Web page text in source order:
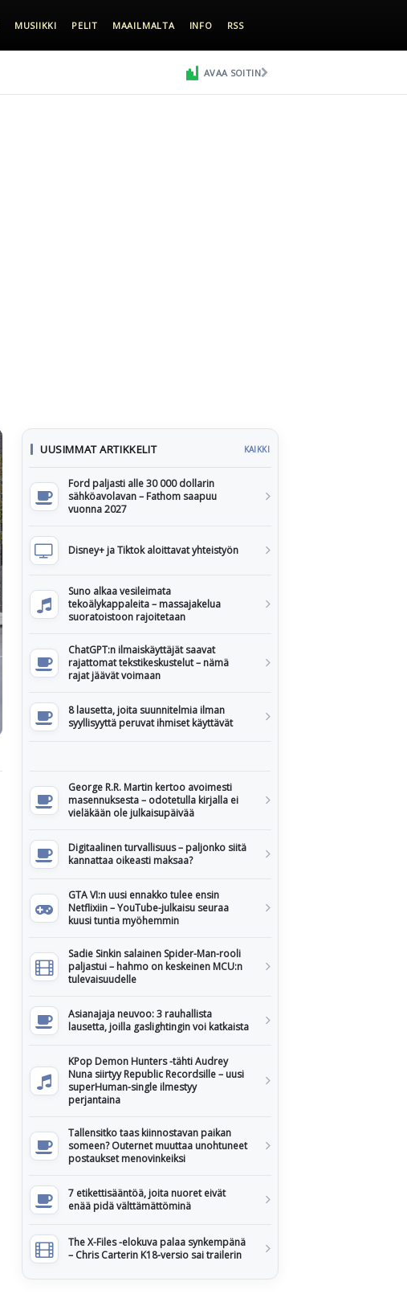
MUSIIKKI PELIT MAAILMALTA INFO RSS
AVAA SOITIN
UUSIMMAT ARTIKKELIT KAIKKI
Ford paljasti alle 30 000 dollarin
sähköavolavan – Fathom saapuu
vuonna 2027
Disney+ ja Tiktok aloittavat yhteistyön
Suno alkaa vesileimata
tekoälykappaleita – massajakelua
suoratoistoon rajoitetaan
ChatGPT:n ilmaiskäyttäjät saavat
rajattomat tekstikeskustelut – nämä
rajat jäävät voimaan
8 lausetta, joita suunnitelmia ilman
syyllisyyttä peruvat ihmiset käyttävät
George R.R. Martin kertoo avoimesti
masennuksesta – odotetulla kirjalla ei
vieläkään ole julkaisupäivää
Digitaalinen turvallisuus – paljonko siitä
kannattaa oikeasti maksaa?
GTA VI:n uusi ennakko tulee ensin
Netflixiin – YouTube-julkaisu seuraa
kuusi tuntia myöhemmin
Sadie Sinkin salainen Spider-Man-rooli
paljastui – hahmo on keskeinen MCU:n
tulevaisuudelle
Asianajaja neuvoo: 3 rauhallista
lausetta, joilla gaslightingin voi katkaista
KPop Demon Hunters -tähti Audrey
Nuna siirtyy Republic Recordsille – uusi
superHuman-single ilmestyy
perjantaina
Tallensitko taas kiinnostavan paikan
someen? Outernet muuttaa unohtuneet
postaukset menovinkeiksi
7 etikettisääntöä, joita nuoret eivät
enää pidä välttämättöminä
The X-Files -elokuva palaa synkempänä
– Chris Carterin K18-versio sai trailerin